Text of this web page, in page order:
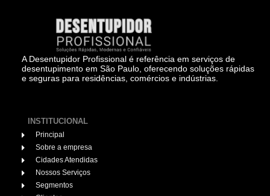
A Desentupidor Profissional é referência em serviços de
desentupimento em São Paulo, oferecendo soluções rápidas
e seguras para residências, comércios e indústrias.
INSTITUCIONAL
Principal
Sobre a empresa
Cidades Atendidas
Nossos Serviços
Segmentos